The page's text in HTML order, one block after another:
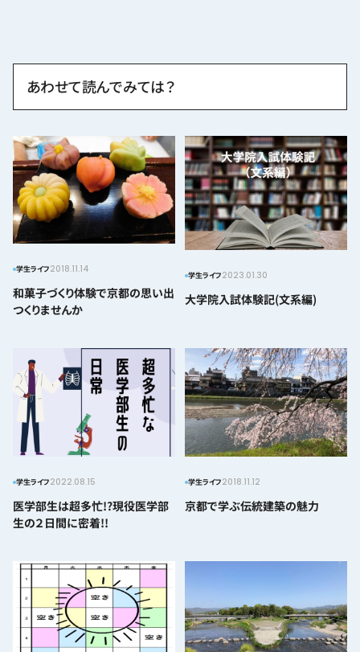
あわせて読んでみては？
学生ライフ2018.11.14
和菓子づくり体験で京都の思い出
つくりませんか
学生ライフ2023.01.30
大学院入試体験記(文系編)
学生ライフ2022.08.15
医学部生は超多忙!?現役医学部
生の２日間に密着!!
学生ライフ2018.11.12
京都で学ぶ伝統建築の魅力